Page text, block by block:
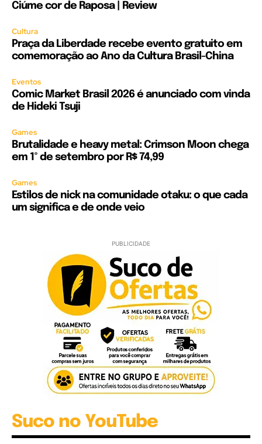
Ciúme cor de Raposa | Review
Cultura
Praça da Liberdade recebe evento gratuito em
comemoração ao Ano da Cultura Brasil-China
Eventos
Comic Market Brasil 2026 é anunciado com vinda
de Hideki Tsuji
Games
Brutalidade e heavy metal: Crimson Moon chega
em 1º de setembro por R$ 74,99
Games
Estilos de nick na comunidade otaku: o que cada
um significa e de onde veio
PUBLICIDADE
Suco no YouTube